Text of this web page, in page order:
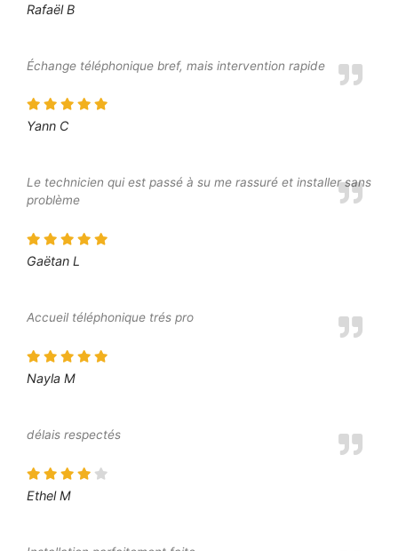
Rafaël B
Échange téléphonique bref, mais intervention rapide
Yann C
Le technicien qui est passé à su me rassuré et installer sans
problème
Gaëtan L
Accueil téléphonique trés pro
Nayla M
délais respectés
Ethel M